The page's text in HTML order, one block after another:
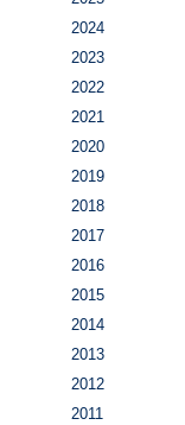
2024
2023
2022
2021
2020
2019
2018
2017
2016
2015
2014
2013
2012
2011